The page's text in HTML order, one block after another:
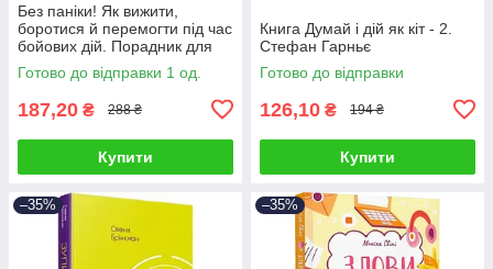
Без паніки! Як вижити,
боротися й перемогти під час
бойових дій. Порадник для
цивільного населення.
Готово до відправки 1 од.
187,20 ₴ 288 ₴
Купити
Книга Думай і дій як кіт - 2.
Стефан Гарньє
Готово до відправки
126,10 ₴ 194 ₴
Купити
–35% –35%